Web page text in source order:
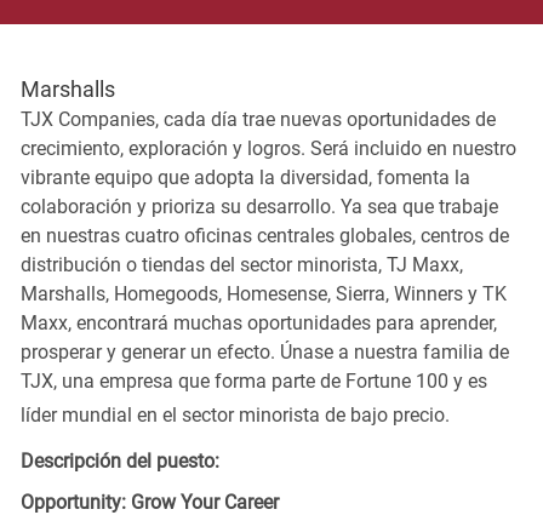
Marshalls
TJX Companies, cada día trae nuevas oportunidades de
crecimiento, exploración y logros. Será incluido en nuestro
vibrante equipo que adopta la diversidad, fomenta la
colaboración y prioriza su desarrollo. Ya sea que trabaje
en nuestras cuatro oficinas centrales globales, centros de
distribución o tiendas del sector minorista, TJ Maxx,
Marshalls, Homegoods, Homesense, Sierra, Winners y TK
Maxx, encontrará muchas oportunidades para aprender,
prosperar y generar un efecto. Únase a nuestra familia de
TJX, una empresa que forma parte de Fortune 100 y es
líder mundial en el sector minorista de bajo precio.
Descripción del puesto:
Opportunity: Grow Your Career